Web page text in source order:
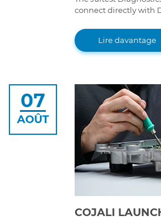
connect directly with
workflows.
Lire davantage
07
AOÛT